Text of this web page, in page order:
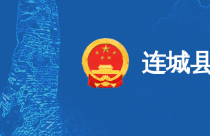
连城